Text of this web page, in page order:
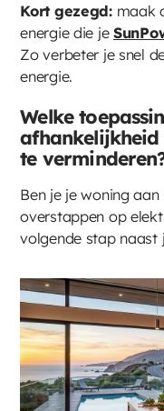
Kort gezegd:maak
energie die je
Zo verbeter je snel
energie.
Welke
afhankelijkheid
te
Ben je je woning
overstappen op
volgende stap naast